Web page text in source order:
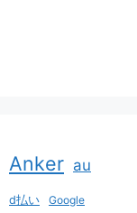
Anker au
d払い Google